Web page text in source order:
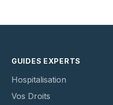
GUIDES EXPERTS
Hospitalisation
Vos Droits